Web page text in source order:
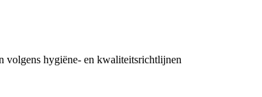
volgens hygiëne- en kwaliteitsrichtlijnen